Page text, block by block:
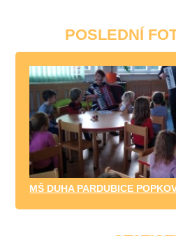
POSLEDNÍ
MŠ DUHA PARDUBICE